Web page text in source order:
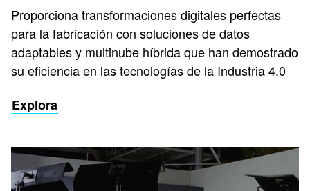
Proporciona transformaciones digitales perfectas
para la fabricación con soluciones de datos
adaptables y multinube híbrida que han demostrado
su eficiencia en las tecnologías de la Industria 4.0
Explora